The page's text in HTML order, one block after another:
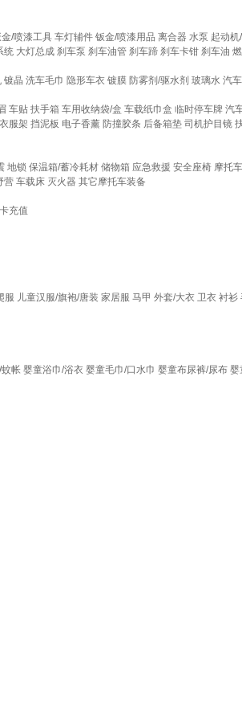
/喷漆工具 车灯辅件 钣金/喷漆用品 离合器 水泵 起动
统 大灯总成 刹车泵 刹车油管 刹车蹄 刹车卡钳 刹车油
镀晶 洗车毛巾 隐形车衣 镀膜 防雾剂/驱水剂 玻璃水 汽
车贴 扶手箱 车用收纳袋/盒 车载纸巾盒 临时停车牌 汽
服架 挡泥板 电子香薰 防撞胶条 后备箱垫 司机护目镜
地锁 保温箱/蓄冷耗材 储物箱 应急救援 安全座椅 摩托
营 车载床 灭火器 其它摩托车装备
充值
服 儿童汉服/旗袍/唐装 家居服 马甲 外套/大衣 卫衣 衬衫
帐 婴童浴巾/浴衣 婴童毛巾/口水巾 婴童布尿裤/尿布 婴